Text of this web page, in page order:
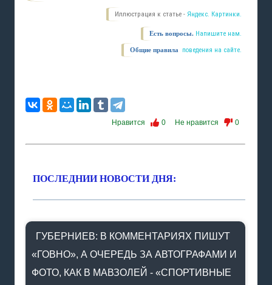
Иллюстрация к статье - Яндекс. Картинки.
Есть вопросы. Напишите нам.
Общие правила поведения на сайте.
Нравится 0 Не нравится 0
ПОСЛЕДНИИ НОВОСТИ ДНЯ:
ГУБЕРНИЕВ: В КОММЕНТАРИЯХ ПИШУТ
«ГОВНО», А ОЧЕРЕДЬ ЗА АВТОГРАФАМИ И
ФОТО, КАК В МАВЗОЛЕЙ - «СПОРТИВНЫЕ